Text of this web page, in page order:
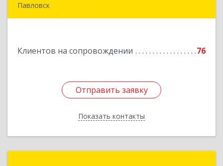
Павловск
Клиентов на сопровождении 76
Отправить заявку
Показать контакты
Подробнее
Отправить заявку
Назад